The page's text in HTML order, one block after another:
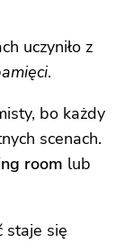
uczyniło z
.
bo każdy
scenach.
room lub
staje się